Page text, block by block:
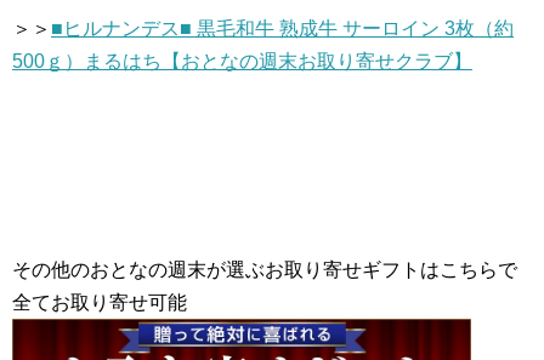
＞＞ ■ヒルナンデス■ 黒毛和牛 熟成牛 サーロイン 3枚（約
500ｇ）まるはち【おとなの週末お取り寄せクラブ】
その他のおとなの週末が選ぶお取り寄せギフトはこちらで
全てお取り寄せ可能